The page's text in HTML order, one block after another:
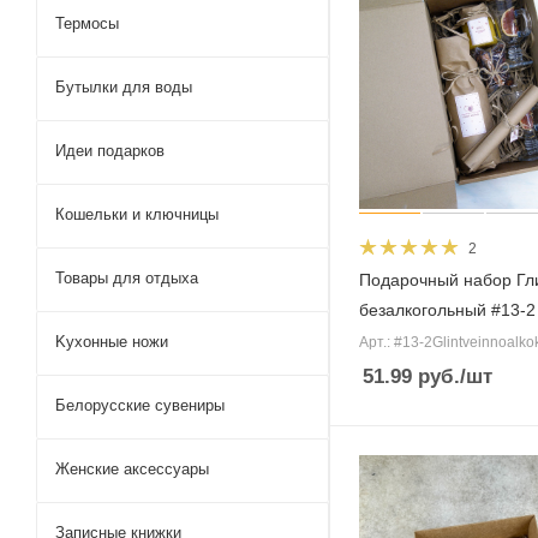
2
Подарочный набор
безалкогольный #13-2
Арт.: #13-
51.99 руб./шт
Термосы
Бутылки для воды
Идеи подарков
Кошельки и ключницы
Товары для отдыха
Kухонные ножи
Белорусские сувениры
Женские аксессуары
Записные книжки